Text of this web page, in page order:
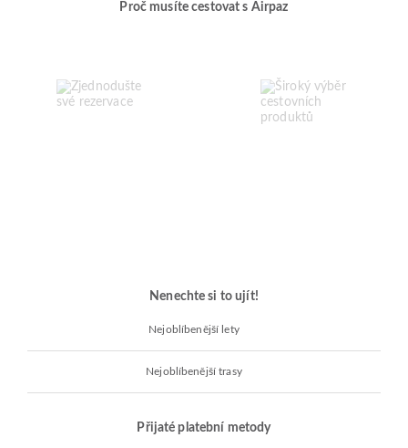
Proč musíte cestovat s Airpaz
Nenechte si to ujít!
Nejoblíbenější lety
Nejoblíbenější trasy
Přijaté platební metody